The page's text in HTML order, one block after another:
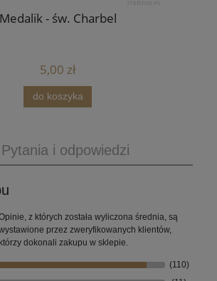
Medalik - św. Charbel
5,00 zł
do koszyka
Pytania i odpowiedzi
z których została wyliczona średnia, są
przez zweryfikowanych klientów,
którzy dokonali zakupu w sklepie.
(110)